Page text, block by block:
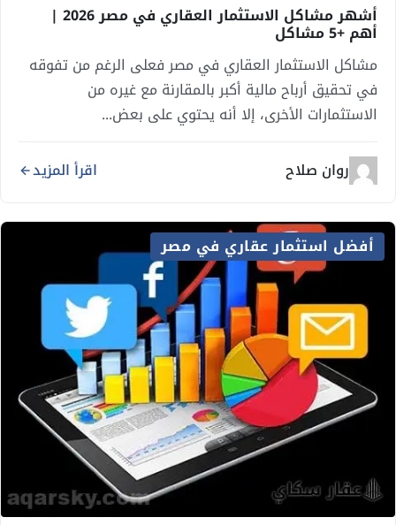
أشهر مشاكل الاستثمار العقاري في مصر 2026 |
أهم +5 مشاكل
مشاكل الاستثمار العقاري في مصر فعلى الرغم من تفوقه
في تحقيق أرباح مالية أكبر بالمقارنة مع غيره من
الاستثمارات الأخرى، إلا أنه يحتوي على بعض...
روان صلاح اقرأ المزيد
أفضل استثمار عقاري في مصر